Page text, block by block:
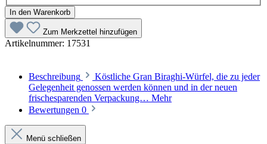
In den Warenkorb
Zum Merkzettel hinzufügen
Artikelnummer: 17531
Beschreibung
Köstliche Gran Biraghi-Würfel, die zu jeder
Gelegenheit genossen werden können und in der neuen
frischesparenden Verpackung… Mehr
Bewertungen 0
Menü schließen